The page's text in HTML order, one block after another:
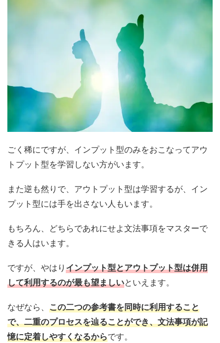
ごく稀にですが、インプット型のみをおこなってアウ
トプット型を学習しない方がいます。
また逆も然りで、アウトプット型は学習するが、イン
プット型には手を出さない人もいます。
もちろん、どちらであれにせよ文法事項をマスターで
きる人はいます。
ですが、やはりインプット型とアウトプット型は併用
して利用するのが最も望ましいといえます。
なぜなら、 この二つの参考書を同時に利用すること
で、二重のプロセスを辿ることができ、文法事項が記
憶に定着しやすくなるからです。